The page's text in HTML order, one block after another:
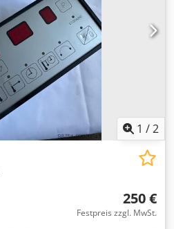
1 /2
250 €
Festpreis zzgl. MwSt.